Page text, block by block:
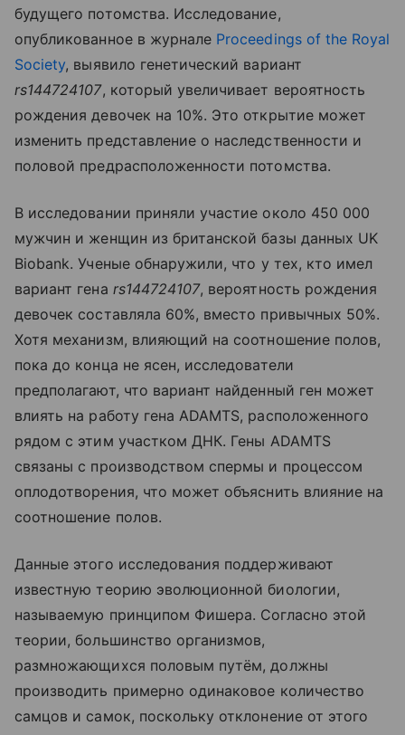
будущего потомства. Исследование,
опубликованное в журнале Proceedings of the Royal
Society, выявило генетический вариант
rs144724107, который увеличивает вероятность
рождения девочек на 10%. Это открытие может
изменить представление о наследственности и
половой предрасположенности потомства.
В исследовании приняли участие около 450 000
мужчин и женщин из британской базы данных UK
Biobank. Ученые обнаружили, что у тех, кто имел
вариант гена rs144724107, вероятность рождения
девочек составляла 60%, вместо привычных 50%.
Хотя механизм, влияющий на соотношение полов,
пока до конца не ясен, исследователи
предполагают, что вариант найденный ген может
влиять на работу гена ADAMTS, расположенного
рядом с этим участком ДНК. Гены ADAMTS
связаны с производством спермы и процессом
оплодотворения, что может объяснить влияние на
соотношение полов.
Данные этого исследования поддерживают
известную теорию эволюционной биологии,
называемую принципом Фишера. Согласно этой
теории, большинство организмов,
размножающихся половым путём, должны
производить примерно одинаковое количество
самцов и самок, поскольку отклонение от этого